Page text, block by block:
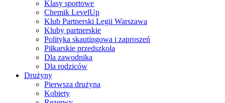
Klasy sportowe
Chemik LevelUp
Klub Partnerski Legii Warszawa
Kluby partnerskie
Polityka skautingowa i zaproszeń
Piłkarskie przedszkola
Dla zawodnika
Dla rodziców
Drużyny
Pierwsza drużyna
Kobiety